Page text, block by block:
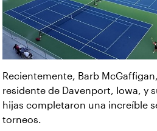
Recientemente, Barb McGaffigan,
residente de Davenport, Iowa, y
hijas completaron una increíble
torneos.